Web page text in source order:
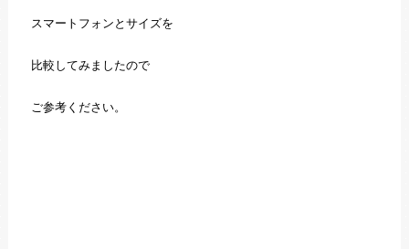
スマートフォンとサイズを
比較してみましたので
ご参考ください。